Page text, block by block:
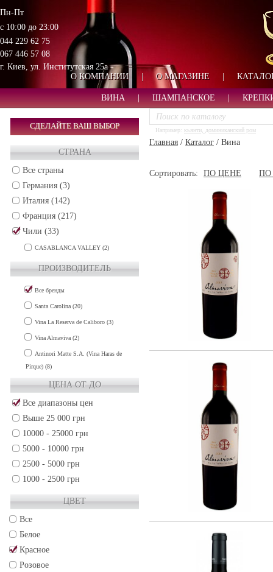
Пн-Пт
с 10:00 до 23:00
044 229 62 75
067 446 57 08
г. Киев, ул. Институтская 25а
О КОМПАНИИ
| О МАГАЗИНЕ |
ВИНА ШАМПАНСКОЕ
СДЕЛАЙТЕ ВАШ ВЫБОР
СТРАНА
Все страны
Германия (3)
Италия (142)
Франция (217)
Чили (33)
CASABLANCA VALLEY (2)
MAIPO VALLEY (12)
MAULE VALLEY (3)
ПРОИЗВОДИТЕЛЬ
Все бренды
Santa Carolina (20)
Vina La Reserva de Caliboro (3)
Vina Almaviva (2)
Antinori Matte S.A. (Vina Haras de
Pirque) (8)
ЦЕНА ОТ ДО
Все диапазоны цен
Выше 25 000 грн
10000 - 25000 грн
5000 - 10000 грн
2500 - 5000 грн
1000 - 2500 грн
250 - 500 грн
50 - 250 грн
ЦВЕТ
Все
Белое
Красное
Розовое
Например: кьянти, доминиканский ром
Главная / Каталог / Вина
Сортировать: ПО ЦЕНЕ ПО